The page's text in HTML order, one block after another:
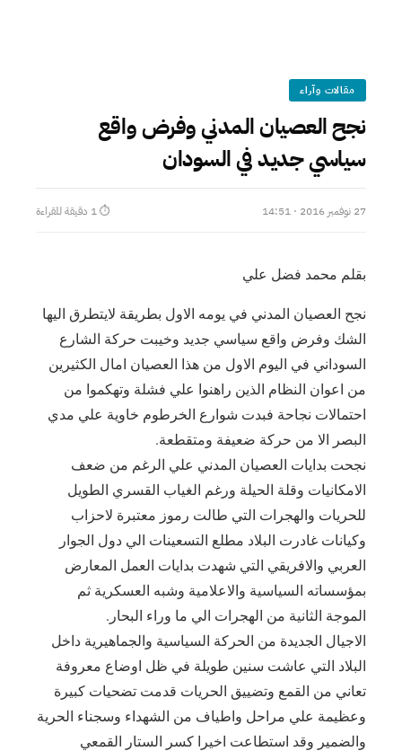
مقالات وآراء
نجح العصيان المدني وفرض واقع
سياسي جديد في السودان
27 نوفمبر 2016 · 14:51 ⏱ 1 دقيقة للقراءة
بقلم محمد فضل علي
نجح العصيان المدني في يومه الاول بطريقة لايتطرق اليها
الشك وفرض واقع سياسي جديد وخيبت حركة الشارع
السوداني في اليوم الاول من هذا العصيان امال الكثيرين
من اعوان النظام الذين راهنوا علي فشلة وتهكموا من
احتمالات نجاحة فبدت شوارع الخرطوم خاوية علي مدي
البصر الا من حركة ضعيفة ومتقطعة.
نجحت بدايات العصيان المدني علي الرغم من ضعف
الامكانيات وقلة الحيلة ورغم الغياب القسري الطويل
للحريات والهجرات التي طالت رموز معتبرة لاحزاب
وكيانات غادرت البلاد مطلع التسعينات الي دول الجوار
العربي والافريقي التي شهدت بدايات العمل المعارض
بمؤسساته السياسية والاعلامية وشبه العسكرية ثم
الموجة الثانية من الهجرات الي ما وراء البحار.
الاجيال الجديدة من الحركة السياسية والجماهيرية داخل
البلاد التي عاشت سنين طويلة في ظل اوضاع معروفة
تعاني من القمع وتضييق الحريات قدمت تضحيات كبيرة
وعظيمة علي مراحل واطياف من الشهداء وسجناء الحرية
والضمير وقد استطاعت اخيرا كسر الستار القمعي